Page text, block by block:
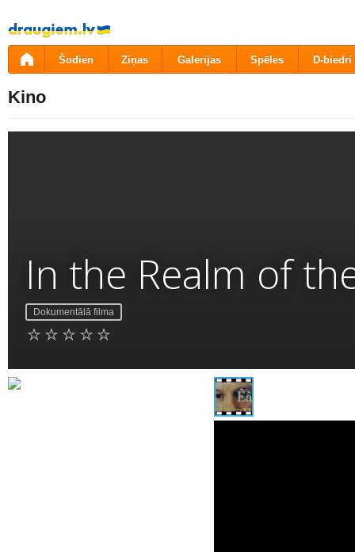
Pāriet
uz
saturu
Šodien Ziņas Galerijas Spēles D-biedri
Kino
In the Realm of
Dokumentālā filma